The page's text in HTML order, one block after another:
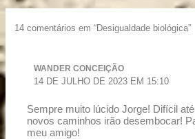
14 comentários em “Desigualdade biológica”
WANDER CONCEIÇÃO
14 DE JULHO DE 2023 EM 15:10
Sempre muito lúcido Jorge! Difícil
novos caminhos irão desembocar!
meu amigo!